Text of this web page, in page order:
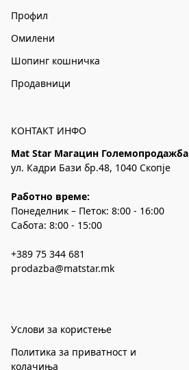
Профил
Омилени
Шопинг кошничка
Продавници
КОНТАКТ ИНФО
Mat Star Магацин Големопродажба
ул. Кадри Бази бр.48, 1040 Скопје
Работно време:
Понеделник – Петок: 8:00 - 16:00
Сабота: 8:00 - 15:00
+389 75 344 681
prodazba@matstar.mk
Услови за користење
Политика за приватност и
колачиња